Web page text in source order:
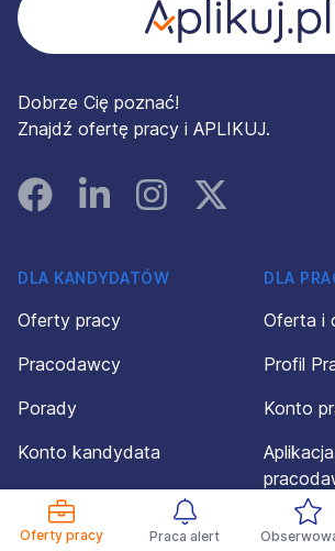
Oferty pracy Praca alert
Dobrze Cię poznać!
Znajdź ofertę pracy i APLIKUJ.
FacebookLinked InInstagramInstagram
DLA KANDYDATÓW
Oferty pracy
Pracodawcy
Porady
Konto kandydata
Regulamin dla
kandydatów
DLA
Oferta i
Profil
Konto